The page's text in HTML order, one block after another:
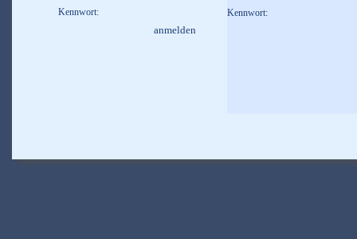
Kennwort:
Kennwort: